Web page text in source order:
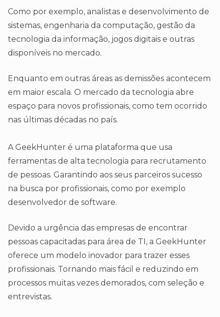
Como por exemplo, analistas e desenvolvimento de
sistemas, engenharia da computação, gestão da
tecnologia da informação, jogos digitais e outras
disponíveis no mercado.
Enquanto em outras áreas as demissões acontecem
em maior escala. O mercado da tecnologia abre
espaço para novos profissionais, como tem ocorrido
nas últimas décadas no país.
A GeekHunter é uma plataforma que usa
ferramentas de alta tecnologia para recrutamento
de pessoas. Garantindo aos seus parceiros sucesso
na busca por profissionais, como por exemplo
desenvolvedor de software.
Devido a urgência das empresas de encontrar
pessoas capacitadas para área de TI, a GeekHunter
oferece um modelo inovador para trazer esses
profissionais. Tornando mais fácil e reduzindo em
processos muitas vezes demorados, com seleção e
entrevistas.